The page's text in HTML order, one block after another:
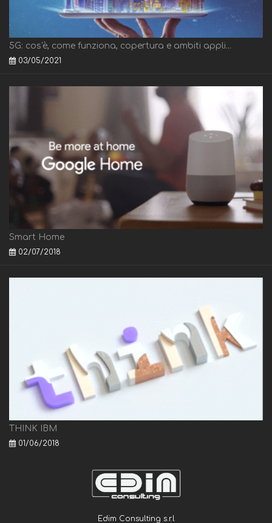
5G: cos'è, come funziona, copertura e ambiti appli...
03/05/2021
Smart Home
02/07/2018
THINK IBM
01/06/2018
Edim Consulting s.r.l